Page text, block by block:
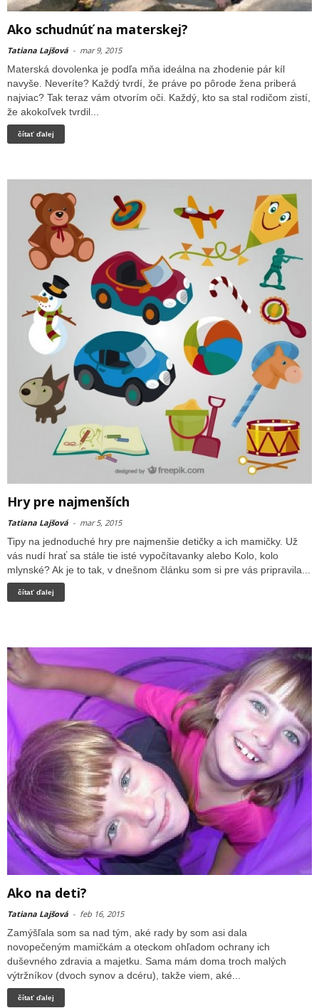
Ako schudnúť na materskej?
Tatiana Lajšová - mar 9, 2015
Materská dovolenka je podľa mňa ideálna na zhodenie pár kíl
navyše. Neveríte? Každý tvrdí, že práve po pôrode žena priberá
najviac? Tak teraz vám otvorím oči. Každý, kto sa stal rodičom zistí,
že akokoľvek tvrdil...
čítať ďalej
Hry pre najmenších
Tatiana Lajšová - mar 5, 2015
Tipy na jednoduché hry pre najmenšie detičky a ich mamičky. Už
vás nudí hrať sa stále tie isté vypočítavanky alebo Kolo, kolo
mlynské? Ak je to tak, v dnešnom článku som si pre vás pripravila...
čítať ďalej
Ako na deti?
Tatiana Lajšová - feb 16, 2015
Zamýšľala som sa nad tým, aké rady by som asi dala
novopečeným mamičkám a oteckom ohľadom ochrany ich
duševného zdravia a majetku. Sama mám doma troch malých
výtržníkov (dvoch synov a dcéru), takže viem, aké...
čítať ďalej